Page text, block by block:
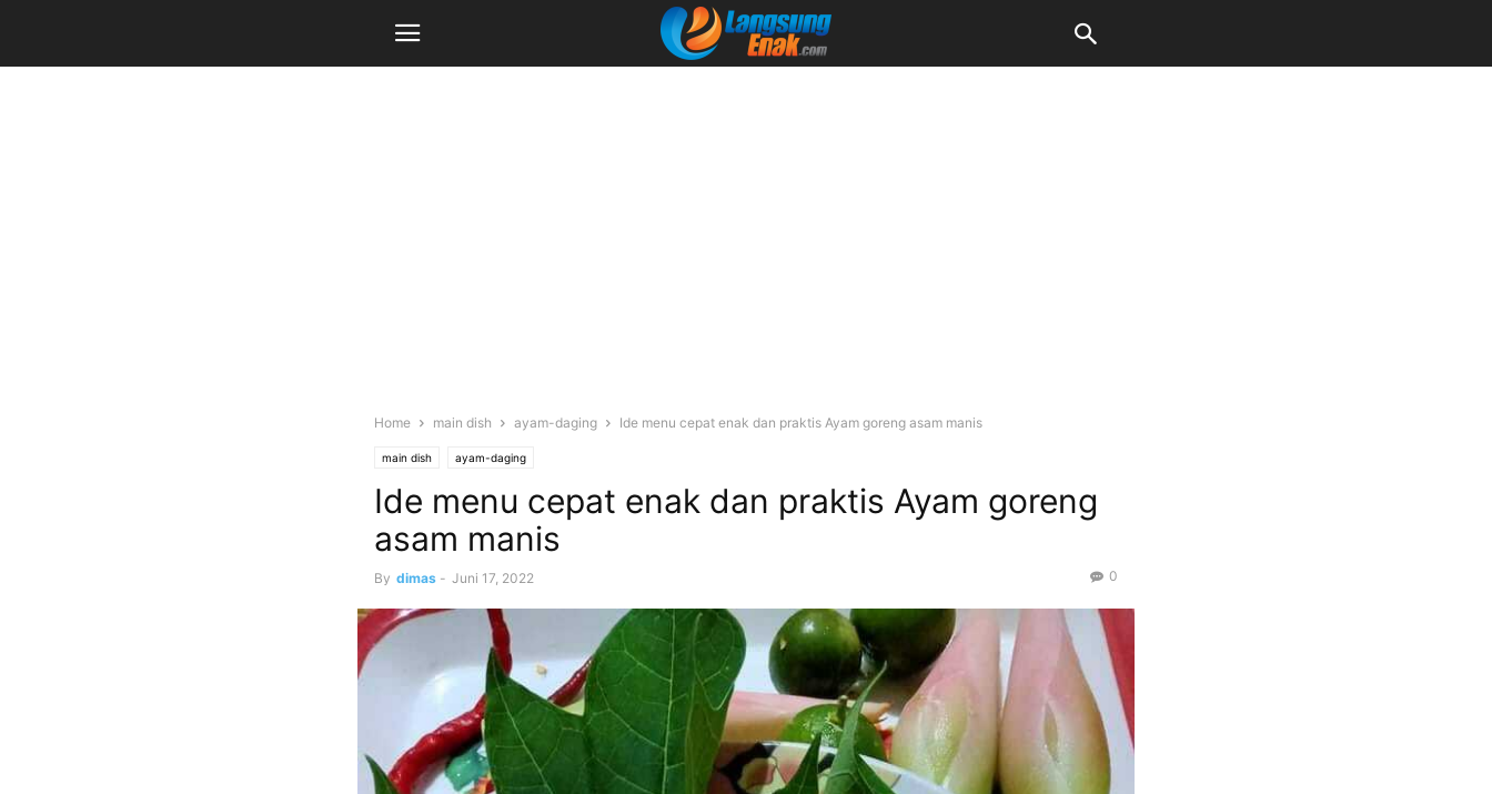
Home main dish ayam-daging Ide menu cepat enak dan praktis Ayam goreng asam manis
main dish ayam-daging
Ide menu cepat enak dan praktis Ayam goreng
asam manis
By dimas - Juni 17, 2022 0